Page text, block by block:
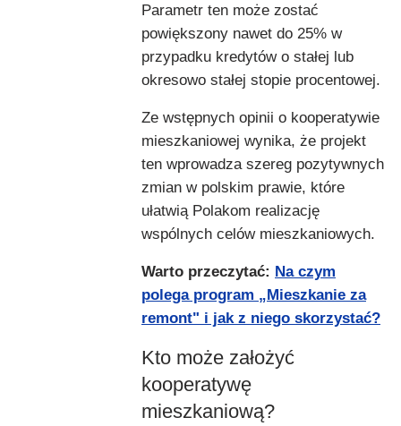
Parametr ten może zostać
powiększony nawet do 25% w
przypadku kredytów o stałej lub
okresowo stałej stopie procentowej.
Ze wstępnych opinii o kooperatywie
mieszkaniowej wynika, że projekt
ten wprowadza szereg pozytywnych
zmian w polskim prawie, które
ułatwią Polakom realizację
wspólnych celów mieszkaniowych.
Warto przeczytać: Na czym
polega program „Mieszkanie za
remont" i jak z niego skorzystać?
Kto może założyć
kooperatywę
mieszkaniową?